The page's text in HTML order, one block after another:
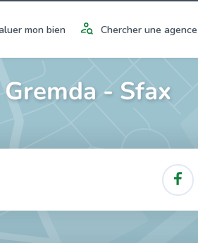
mon bien Chercher une agence
- Sfax